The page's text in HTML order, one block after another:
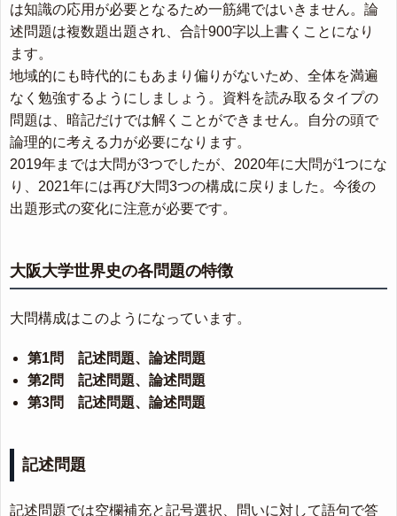
は知識の応用が必要となるため一筋縄ではいきません。論
述問題は複数題出題され、合計900字以上書くことになり
ます。
地域的にも時代的にもあまり偏りがないため、全体を満遍
なく勉強するようにしましょう。資料を読み取るタイプの
問題は、暗記だけでは解くことができません。自分の頭で
論理的に考える力が必要になります。
2019年までは大問が3つでしたが、2020年に大問が1つにな
り、2021年には再び大問3つの構成に戻りました。今後の
出題形式の変化に注意が必要です。
大阪大学世界史の各問題の特徴
大問構成はこのようになっています。
第1問 記述問題、論述問題
第2問 記述問題、論述問題
第3問 記述問題、論述問題
記述問題
記述問題では空欄補充と記号選択、問いに対して語句で答